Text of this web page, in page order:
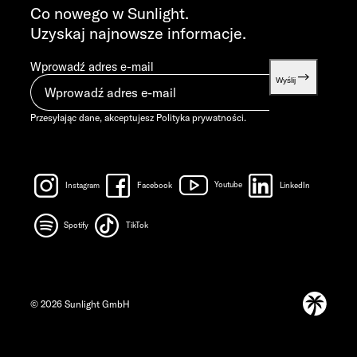
info@sunlight.de
Co nowego w Sunlight.
Uzyskaj najnowsze informacje.
Wprowadź adres e-mail
Wyślij
Przesyłając dane, akceptujesz Polityka prywatności.
Instagram Facebook Youtube LinkedIn
Spotify TikTok
© 2026 Sunlight GmbH